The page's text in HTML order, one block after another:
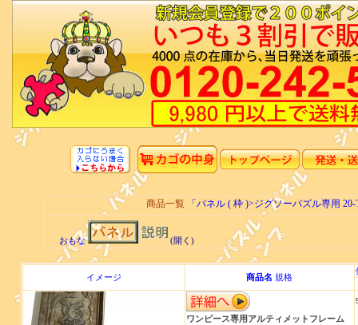
商品一覧 「パネル ( 枠 )>ジグソーパズル専用
おもな (開く)
イメージ 商品名 規格
ワンピース専用アルティメットフレーム